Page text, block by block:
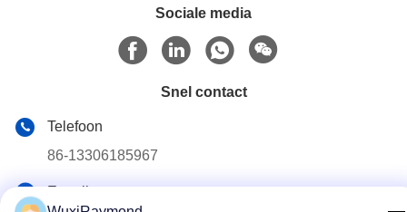
Sociale media
Snel contact
Telefoon
86-13306185967
E-mail